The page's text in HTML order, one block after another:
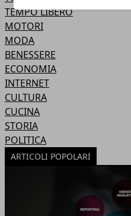
TEMPO LIBERO
MOTORI
MODA
BENESSERE
ECONOMIA
INTERNET
CULTURA
CUCINA
STORIA
POLITICA
ARTICOLI POPOLARI